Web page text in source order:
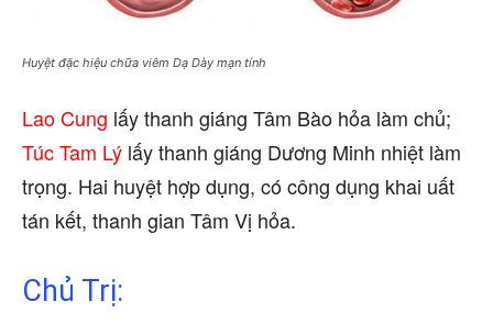
Huyệt đặc hiệu chữa viêm Dạ Dày mạn tính
Lao Cung lấy thanh giáng Tâm Bào hỏa làm chủ;
Túc Tam Lý lấy thanh giáng Dương Minh nhiệt làm
trọng. Hai huyệt hợp dụng, có công dụng khai uất
tán kết, thanh gian Tâm Vị hỏa.
Chủ Trị: